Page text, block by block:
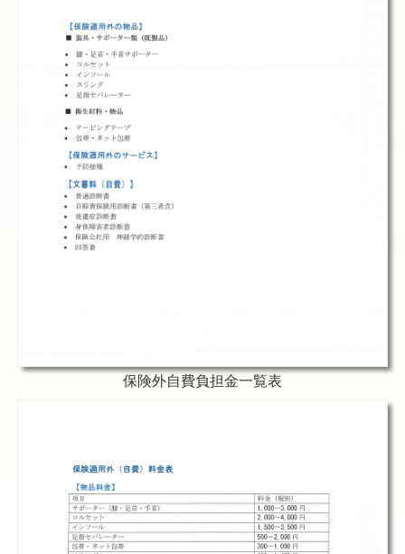
保険外自費負担金一覧表